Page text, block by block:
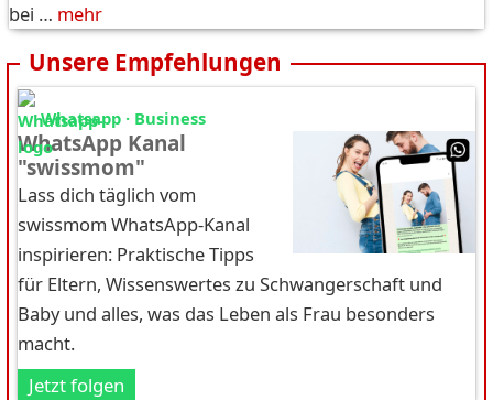
bei … mehr
Unsere Empfehlungen
Whatsapp · Business
WhatsApp Kanal
"swissmom"
Lass dich täglich vom
swissmom WhatsApp-Kanal
inspirieren: Praktische Tipps
für Eltern, Wissenswertes zu Schwangerschaft und
Baby und alles, was das Leben als Frau besonders
macht.
Jetzt folgen